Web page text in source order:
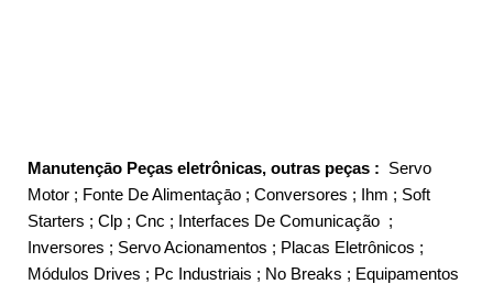
Manutençāo Peças eletrônicas, outras peças : Servo
Motor ; Fonte De Alimentaçāo ; Conversores ; Ihm ; Soft
Starters ; Clp ; Cnc ; Interfaces De Comunicação ;
Inversores ; Servo Acionamentos ; Placas Eletrônicos ;
Módulos Drives ; Pc Industriais ; No Breaks ; Equipamentos